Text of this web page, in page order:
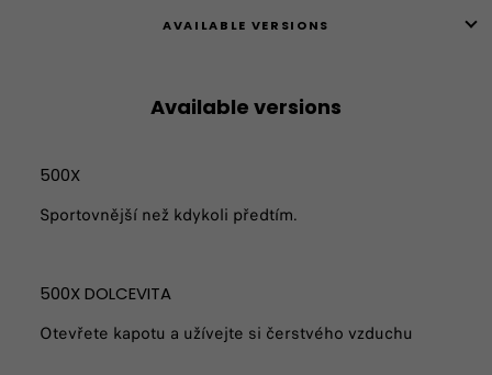
AVAILABLE VERSIONS
Available versions
500X
Sportovnější než kdykoli předtím.
500X DOLCEVITA​
Otevřete kapotu a užívejte si čerstvého vzduchu